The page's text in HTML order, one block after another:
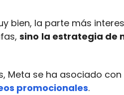
bien, la parte más
sino la estrategia de
Meta se ha asociado con
promocionales.